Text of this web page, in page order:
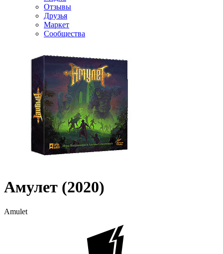
Отзывы
Друзья
Маркет
Сообщества
Амулет (2020)
Amulet